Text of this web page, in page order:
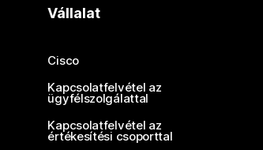
Vállalat
Cisco
Kapcsolatfelvétel az
ügyfélszolgálattal
Kapcsolatfelvétel az
értékesítési csoporttal